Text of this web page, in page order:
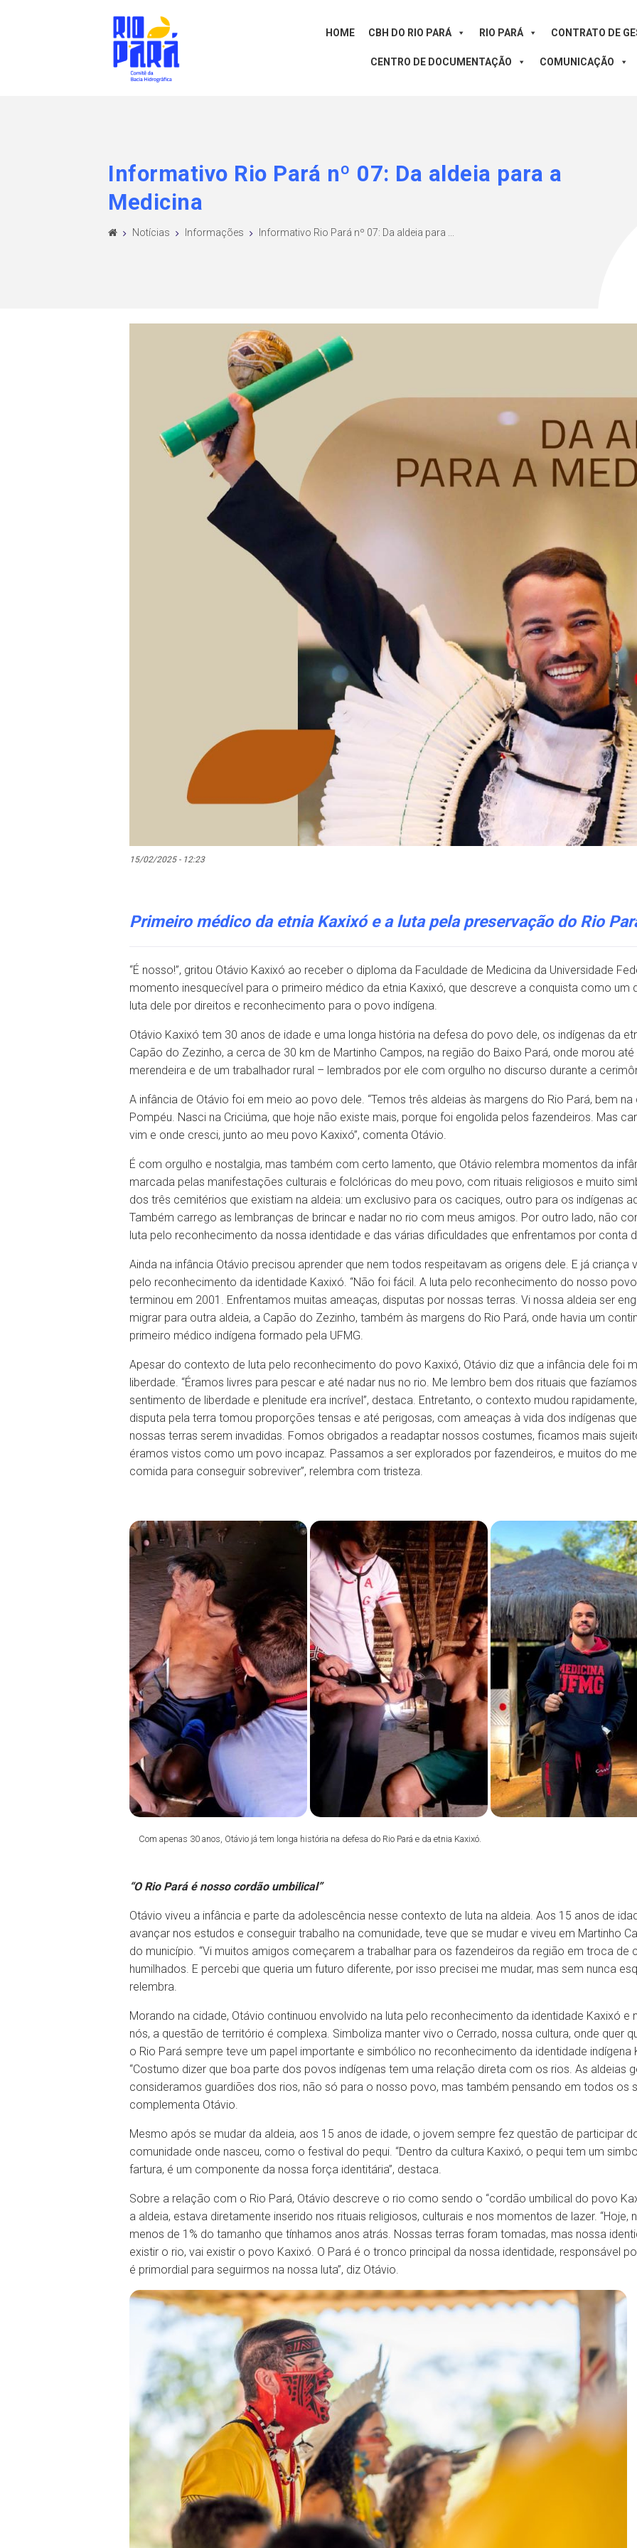
HOME CBH DO RIO PARÁ RIO PARÁ CONTRATO DE
CENTRO DE DOCUMENTAÇÃO COMUNICAÇÃO
Informativo Rio Pará nº 07: Da aldeia para a
Medicina
Notícias Informações Informativo Rio Pará nº 07: Da aldeia para ...
15/02/2025 - 12:23
Primeiro médico da etnia Kaxixó e a luta pela preservação do Rio
“É nosso!”, gritou Otávio Kaxixó ao receber o diploma da Faculdade de Medicina da Universidade
momento inesquecível para o primeiro médico da etnia Kaxixó, que descreve a conquista como
luta dele por direitos e reconhecimento para o povo indígena.
Otávio Kaxixó tem 30 anos de idade e uma longa história na defesa do povo dele, os indígenas da
Capão do Zezinho, a cerca de 30 km de Martinho Campos, na região do Baixo Pará, onde morou
merendeira e de um trabalhador rural – lembrados por ele com orgulho no discurso durante a
A infância de Otávio foi em meio ao povo dele. “Temos três aldeias às margens do Rio Pará, bem
Pompéu. Nasci na Criciúma, que hoje não existe mais, porque foi engolida pelos fazendeiros. Mas
vim e onde cresci, junto ao meu povo Kaxixó”, comenta Otávio.
É com orgulho e nostalgia, mas também com certo lamento, que Otávio relembra momentos da
marcada pelas manifestações culturais e folclóricas do meu povo, com rituais religiosos e muito
dos três cemitérios que existiam na aldeia: um exclusivo para os caciques, outro para os indígenas
Também carrego as lembranças de brincar e nadar no rio com meus amigos. Por outro lado, não
luta pelo reconhecimento da nossa identidade e das várias dificuldades que enfrentamos por conta
Ainda na infância Otávio precisou aprender que nem todos respeitavam as origens dele. E já
pelo reconhecimento da identidade Kaxixó. “Não foi fácil. A luta pelo reconhecimento do nosso
terminou em 2001. Enfrentamos muitas ameaças, disputas por nossas terras. Vi nossa aldeia ser
migrar para outra aldeia, a Capão do Zezinho, também às margens do Rio Pará, onde havia um
primeiro médico indígena formado pela UFMG.
Apesar do contexto de luta pelo reconhecimento do povo Kaxixó, Otávio diz que a infância dele foi
liberdade. “Éramos livres para pescar e até nadar nus no rio. Me lembro bem dos rituais que
sentimento de liberdade e plenitude era incrível”, destaca. Entretanto, o contexto mudou
disputa pela terra tomou proporções tensas e até perigosas, com ameaças à vida dos indígenas
nossas terras serem invadidas. Fomos obrigados a readaptar nossos costumes, ficamos mais
éramos vistos como um povo incapaz. Passamos a ser explorados por fazendeiros, e muitos do
comida para conseguir sobreviver”, relembra com tristeza.
Com apenas 30 anos, Otávio já tem longa história na defesa do Rio Pará e da etnia Kaxixó.
“O Rio Pará é nosso cordão umbilical”
Otávio viveu a infância e parte da adolescência nesse contexto de luta na aldeia. Aos 15 anos de
avançar nos estudos e conseguir trabalho na comunidade, teve que se mudar e viveu em Martinho
do município. “Vi muitos amigos começarem a trabalhar para os fazendeiros da região em troca de
humilhados. E percebi que queria um futuro diferente, por isso precisei me mudar, mas sem nunca
relembra.
Morando na cidade, Otávio continuou envolvido na luta pelo reconhecimento da identidade Kaxixó e
nós, a questão de território é complexa. Simboliza manter vivo o Cerrado, nossa cultura, onde quer
o Rio Pará sempre teve um papel importante e simbólico no reconhecimento da identidade indígena
“Costumo dizer que boa parte dos povos indígenas tem uma relação direta com os rios. As aldeias
consideramos guardiões dos rios, não só para o nosso povo, mas também pensando em todos os
complementa Otávio.
Mesmo após se mudar da aldeia, aos 15 anos de idade, o jovem sempre fez questão de participar
comunidade onde nasceu, como o festival do pequi. “Dentro da cultura Kaxixó, o pequi tem um
fartura, é um componente da nossa força identitária”, destaca.
Sobre a relação com o Rio Pará, Otávio descreve o rio como sendo o “cordão umbilical do povo
a aldeia, estava diretamente inserido nos rituais religiosos, culturais e nos momentos de lazer.
menos de 1% do tamanho que tínhamos anos atrás. Nossas terras foram tomadas, mas nossa
existir o rio, vai existir o povo Kaxixó. O Pará é o tronco principal da nossa identidade, responsável
é primordial para seguirmos na nossa luta”, diz Otávio.